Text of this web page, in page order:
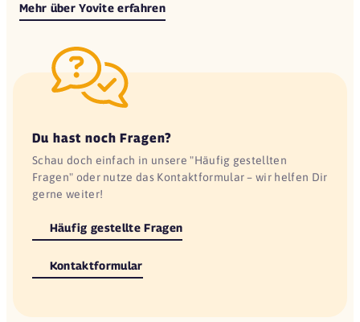
Mehr über Yovite erfahren
Du hast noch Fragen?
Schau doch einfach in unsere "Häufig gestellten
Fragen" oder nutze das Kontaktformular – wir helfen Dir
gerne weiter!
Häufig gestellte Fragen
Kontaktformular